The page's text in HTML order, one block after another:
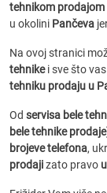
tehnikom prodajom
u okolini Pančeva
Na ovoj stranici
tehnikei sve što
tehniku prodaju u
Od servisa bele
bele tehnike
brojeve telefona,
prodajizato pravo